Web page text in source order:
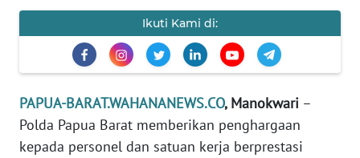
Ikuti Kami di:
PAPUA-BARAT.WAHANANEWS.CO, Manokwari –
Polda Papua Barat memberikan penghargaan
kepada personel dan satuan kerja berprestasi
MEDIA
REDAKSI
KARIR